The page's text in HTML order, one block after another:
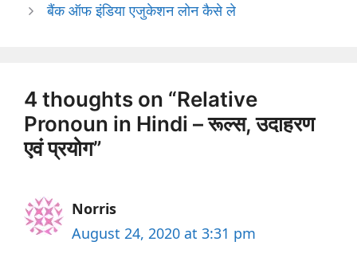
बैंक ऑफ इंडिया एजुकेशन लोन कैसे ले
4 thoughts on “Relative
Pronoun in Hindi – रूल्स, उदाहरण
एवं प्रयोग”
Norris
August 24, 2020 at 3:31 pm